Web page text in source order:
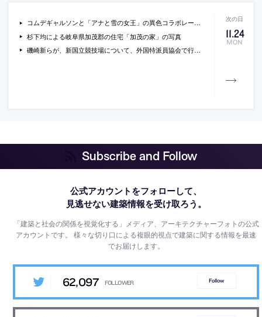
11.24
MON
コムデギャルソンと「アナと雪の女王」の異色コラボレーションの写真など
杉下均による岐阜県加茂郡の住宅「加茂の家」の写真
磯崎新らが、新国立競技場について、外国特派員協会で行った記者会見の動画
Subscribe and Follow
公式アカウントをフォローして、
見逃せない建築情報を受け取ろう。
「建築と社会の関係を視覚化する」メディア、アーキテクチャーフォトの公式
アカウントです。様々な切り口による複眼的視点で建築に関する情報を最速
でお届けします。
62,097 Follow